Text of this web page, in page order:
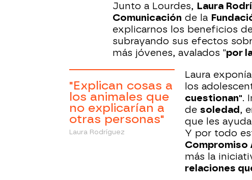
Junto a Lourdes, Laura
Comunicación de la
explicarnos los beneficios
subrayando sus efectos
más jóvenes, avalados "por
"Explican cosas a
los animales que
no explicarían a
otras personas"
Laura Rodríguez
Laura
los
cuestionan".
de soledad ,
que les
Y por todo
Compromiso
más la
relaciones